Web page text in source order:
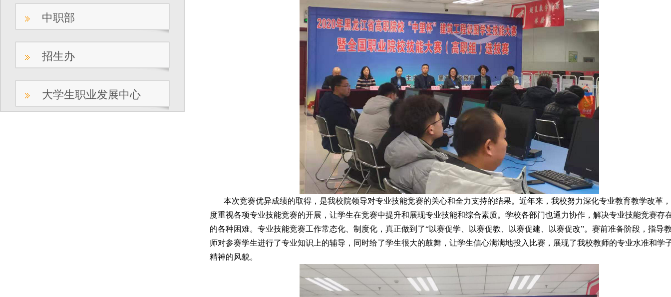
中职部
招生办
大学生职业发展中心
本次竞赛优异成绩的取得，是我校院领导对专业技能竞赛的关心和全力支持的结果。近年来，我校努力深化专业教育教学改革
度重视各项专业技能竞赛的开展，让学生在竞赛中提升和展现专业技能和综合素质。学校各部门也通力协作，解决专业技能竞赛存
的各种困难。专业技能竞赛工作常态化、制度化，真正做到了“以赛促学、以赛促教、以赛促建、以赛促改”。赛前准备阶段，指导
师对参赛学生进行了专业知识上的辅导，同时给了学生很大的鼓舞，让学生信心满满地投入比赛，展现了我校教师的专业水准和学
精神的风貌。